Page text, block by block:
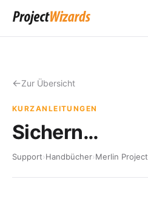
Zur Übersicht
KURZANLEITUNGEN
Sichern…
Support›Handbücher›Merlin Project